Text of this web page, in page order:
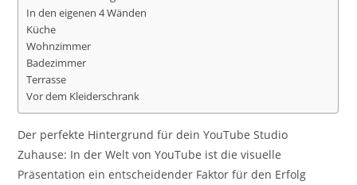
In den eigenen 4 Wänden
Küche
Wohnzimmer
Badezimmer
Terrasse
Vor dem Kleiderschrank
Der perfekte Hintergrund für dein YouTube Studio
Zuhause: In der Welt von YouTube ist die visuelle
Präsentation ein entscheidender Faktor für den Erfolg